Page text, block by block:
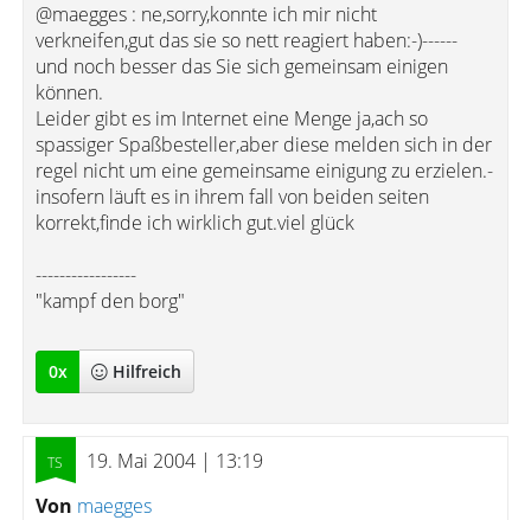
@maegges : ne,sorry,konnte ich mir nicht
verkneifen,gut das sie so nett reagiert haben:-)------
und noch besser das Sie sich gemeinsam einigen
können.
Leider gibt es im Internet eine Menge ja,ach so
spassiger Spaßbesteller,aber diese melden sich in der
regel nicht um eine gemeinsame einigung zu erzielen.-
insofern läuft es in ihrem fall von beiden seiten
korrekt,finde ich wirklich gut.viel glück
-----------------
"kampf den borg"
0x Hilfreich
19. Mai 2004 | 13:19
Von maegges